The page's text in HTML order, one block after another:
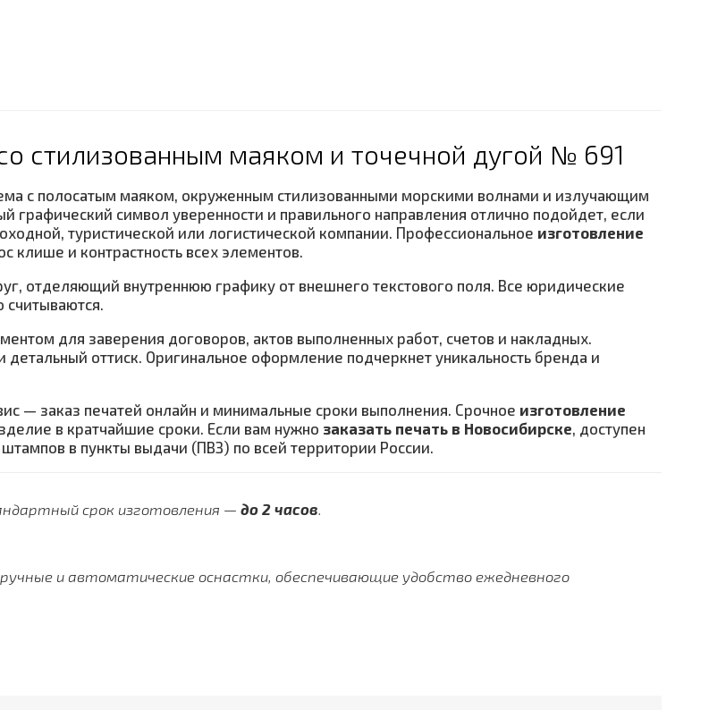
стилизованным маяком и точечной дугой № 691
с полосатым маяком, окруженным стилизованными морскими волнами и излучающим
графический символ уверенности и правильного направления отлично подойдет, если
туристической или логистической компании. Профессиональное изготовление
клише и контрастность всех элементов.
отделяющий внутреннюю графику от внешнего текстового поля. Все юридические
считываются.
для заверения договоров, актов выполненных работ, счетов и накладных.
детальный оттиск. Оригинальное оформление подчеркнет уникальность бренда и
— заказ печатей онлайн и минимальные сроки выполнения. Срочное изготовление
в кратчайшие сроки. Если вам нужно заказать печать в Новосибирске , доступен
в пункты выдачи (ПВЗ) по всей территории России.
срок изготовления — до 2 часов
и автоматические оснастки, обеспечивающие удобство ежедневного